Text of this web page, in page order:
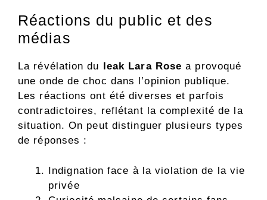
Réactions du public et des
médias
La révélation du leak Lara Rose a provoqué
une onde de choc dans l’opinion publique.
Les réactions ont été diverses et parfois
contradictoires, reflétant la complexité de la
situation. On peut distinguer plusieurs types
de réponses :
Indignation face à la violation de la vie
privée